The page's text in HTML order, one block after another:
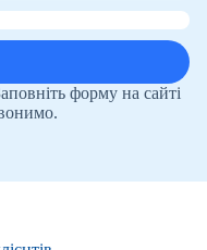
форму на сайті